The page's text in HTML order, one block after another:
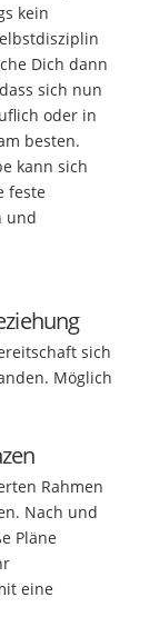
kein
Dich dann
sich nun
oder in
besten.
kann sich
feste
und
sich
Möglich
Rahmen
Nach und
Pläne
eine